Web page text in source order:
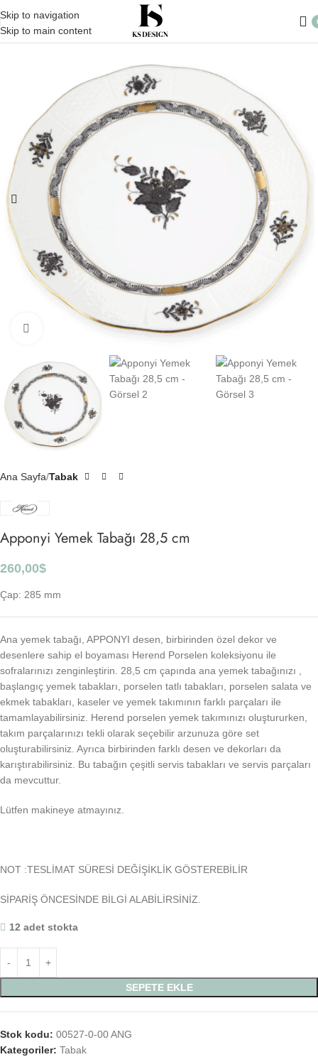
Skip to navigation
Skip to main content
Click to enlarge
Ana Sayfa Tabak
Apponyi Yemek Tabağı 28,5 cm
260,00$
Çap: 285 mm
Ana yemek tabağı, APPONYI desen, birbirinden özel dekor ve
desenlere sahip el boyaması Herend Porselen koleksiyonu ile
sofralarınızı zenginleştirin. 28,5 cm çapında ana yemek tabağınızı ,
başlangıç yemek tabakları, porselen tatlı tabakları, porselen salata ve
ekmek tabakları, kaseler ve yemek takımının farklı parçaları ile
tamamlayabilirsiniz. Herend porselen yemek takımınızı oluştururken,
takım parçalarınızı tekli olarak seçebilir arzunuza göre set
oluşturabilirsiniz. Ayrıca birbirinden farklı desen ve dekorları da
karıştırabilirsiniz. Bu tabağın çeşitli servis tabakları ve servis parçaları
da mevcuttur.
Lütfen makineye atmayınız.
NOT :TESLİMAT SÜRESİ DEĞİŞİKLİK GÖSTEREBİLİR
SİPARİŞ ÖNCESİNDE BİLGİ ALABİLİRSİNİZ.
12 adet stokta
SEPETE EKLE
Stok kodu: 00527-0-00 ANG
Kategoriler: Tabak